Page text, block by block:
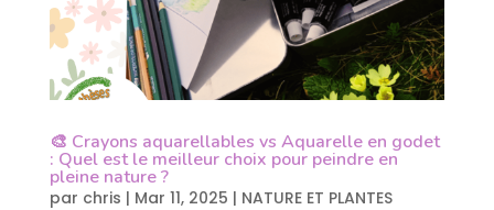
🎨 Crayons aquarellables vs Aquarelle en godet
: Quel est le meilleur choix pour peindre en
pleine nature ?
par chris | Mar 11, 2025 | NATURE ET PLANTES